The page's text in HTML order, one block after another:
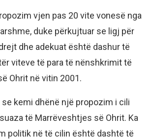
vjen pas 20 vite vonesë nga
duke përkujtuar se ligj për
dhe adekuat është dashur të
viteve të para të nënshkrimit të
Ohrit në vitin 2001.
kemi dhënë një propozim i cili
të Marrëveshtjes së Ohrit. Ka
politik në të cilin është dashtë të